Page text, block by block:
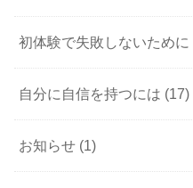
初体験で失敗しないために
自分に自信を持つには (17)
お知らせ (1)